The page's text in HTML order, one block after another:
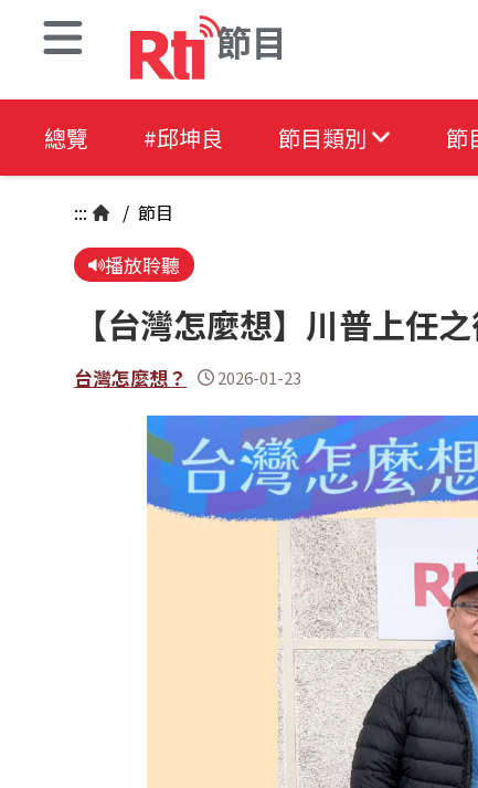
節目
總覽 #邱坤良 節目類別 節
::: / 節目
播放聆聽
【台灣怎麼想】川普上任
台灣怎麼想？ 2026-01-23